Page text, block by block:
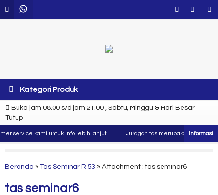
Kategori Produk
Buka jam 08.00 s/d jam 21.00 , Sabtu, Minggu & Hari Besar
Tutup
service kami untuk info lebih lanjut Juragan tas merupakan produsen
Beranda » Tas Seminar R 53 » Attachment : tas seminar6
tas seminar6